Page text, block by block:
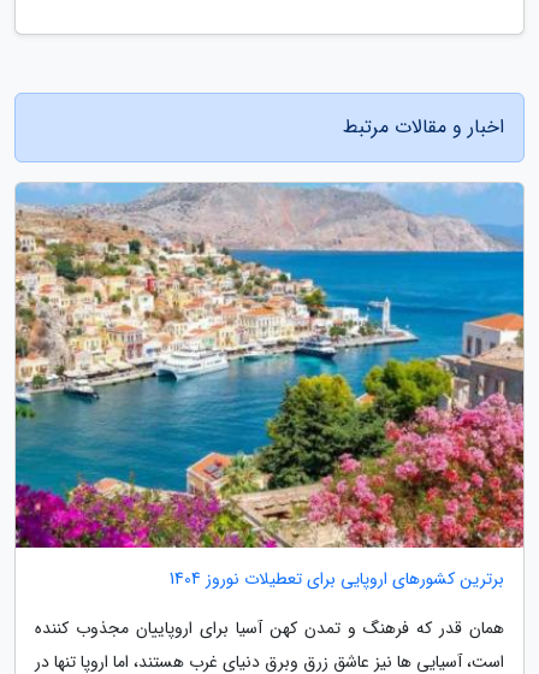
اخبار و مقالات مرتبط
برترین کشورهای اروپایی برای تعطیلات نوروز 1404
همان قدر که فرهنگ و تمدن کهن آسیا برای اروپاییان مجذوب کننده
است، آسیایی ها نیز عاشق زرق وبرق دنیای غرب هستند، اما اروپا تنها در